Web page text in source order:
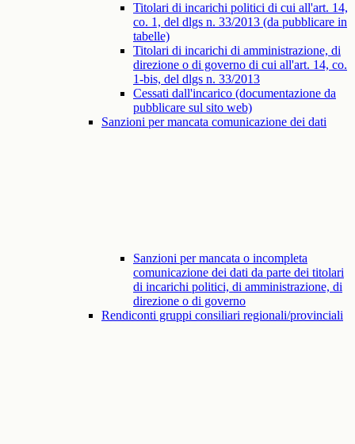
Titolari di incarichi politici di cui all'art. 14,
co. 1, del dlgs n. 33/2013 (da pubblicare in
tabelle)
Titolari di incarichi di amministrazione, di
direzione o di governo di cui all'art. 14, co.
1-bis, del dlgs n. 33/2013
Cessati dall'incarico (documentazione da
pubblicare sul sito web)
Sanzioni per mancata comunicazione dei dati
Sanzioni per mancata o incompleta
comunicazione dei dati da parte dei titolari
di incarichi politici, di amministrazione, di
direzione o di governo
Rendiconti gruppi consiliari regionali/provinciali